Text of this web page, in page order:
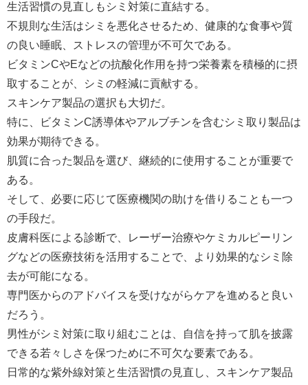
生活習慣の見直しもシミ対策に直結する。
不規則な生活はシミを悪化させるため、健康的な食事や質
の良い睡眠、ストレスの管理が不可欠である。
ビタミンCやEなどの抗酸化作用を持つ栄養素を積極的に摂
取することが、シミの軽減に貢献する。
スキンケア製品の選択も大切だ。
特に、ビタミンC誘導体やアルブチンを含むシミ取り製品は
効果が期待できる。
肌質に合った製品を選び、継続的に使用することが重要で
ある。
そして、必要に応じて医療機関の助けを借りることも一つ
の手段だ。
皮膚科医による診断で、レーザー治療やケミカルピーリン
グなどの医療技術を活用することで、より効果的なシミ除
去が可能になる。
専門医からのアドバイスを受けながらケアを進めると良い
だろう。
男性がシミ対策に取り組むことは、自信を持って肌を披露
できる若々しさを保つために不可欠な要素である。
日常的な紫外線対策と生活習慣の見直し、スキンケア製品